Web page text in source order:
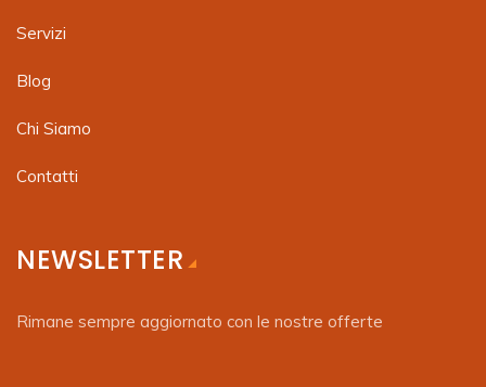
Servizi
Blog
Chi Siamo
Contatti
NEWSLETTER
Rimane sempre aggiornato con le nostre offerte